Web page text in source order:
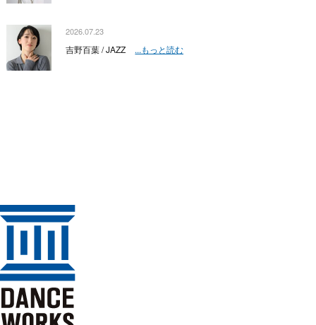
2026.07.23
吉野百葉 / JAZZ ...もっと読む